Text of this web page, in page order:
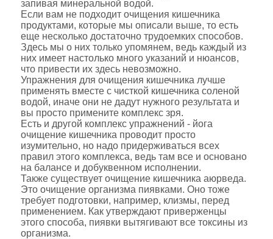
запивая минеральной водой.
Если вам не подходит очищения кишечника
продуктами, которые мы описали выше, то есть
еще несколько достаточно трудоемких способов.
Здесь мы о них только упомянем, ведь каждый из
них имеет настолько много указаний и нюансов,
что привести их здесь невозможно.
Упражнения для очищения кишечника лучше
применять вместе с чисткой кишечника соленой
водой, иначе они не дадут нужного результата и
вы просто примените комплекс зря.
Есть и другой комплекс упражнений - йога
очищение кишечника проводит просто
изумительно, но надо придерживаться всех
правил этого комплекса, ведь там все и основано
на балансе и добуквенном исполнении.
Также существует очищение кишечника аюрведа.
Это очищение организма пиявками. Оно тоже
требует подготовки, например, клизмы, перед
применением. Как утверждают приверженцы
этого способа, пиявки вытягивают все токсины из
организма.